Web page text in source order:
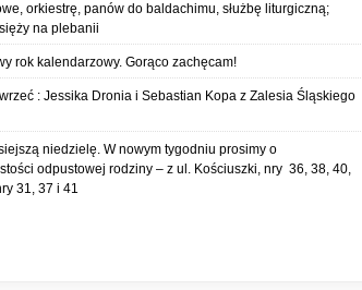
orkiestrę, panów do baldachimu, służbę liturgiczną;
na plebanii
rok kalendarzowy. Gorąco zachęcam!
: Jessika Dronia i Sebastian Kopa z Zalesia Śląskiego
niedzielę. W nowym tygodniu prosimy o
odpustowej rodziny – z ul. Kościuszki, nry 36, 38, 40,
31, 37 i 41